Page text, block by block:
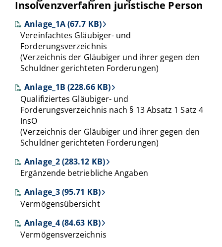
Insolvenzverfahren juristische Person
Anlage_1A (67.7 KB)
Vereinfachtes Gläubiger- und
Forderungsverzeichnis
(Verzeichnis der Gläubiger und ihrer gegen den
Schuldner gerichteten Forderungen)
Anlage_1B (228.66 KB)
Qualifiziertes Gläubiger- und
Forderungsverzeichnis nach § 13 Absatz 1 Satz 4
InsO
(Verzeichnis der Gläubiger und ihrer gegen den
Schuldner gerichteten Forderungen)
Anlage_2 (283.12 KB)
Ergänzende betriebliche Angaben
Anlage_3 (95.71 KB)
Vermögensübersicht
Anlage_4 (84.63 KB)
Vermögensverzeichnis